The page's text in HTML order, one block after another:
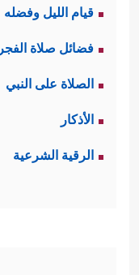
قيام الليل وفضله
فضائل صلاة الفجر
الصلاة على النبي
الأذكار
الرقية الشرعية